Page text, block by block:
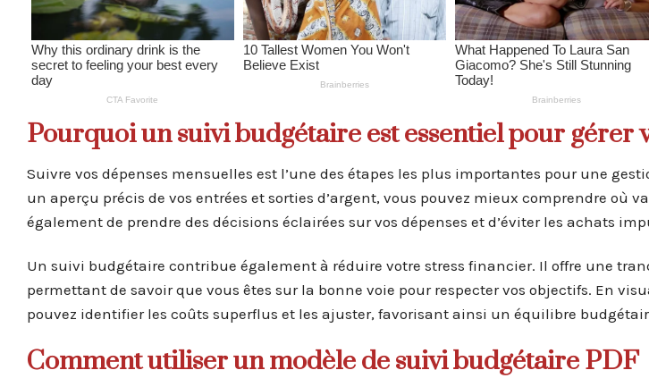
Pourquoi un suivi budgétaire est essentiel pour gérer
Suivre vos dépenses mensuelles est l’une des étapes les plus importantes pour une
un aperçu précis de vos entrées et sorties d’argent, vous pouvez mieux comprendre où
également de prendre des décisions éclairées sur vos dépenses et d’éviter les achats
Un suivi budgétaire contribue également à réduire votre stress financier. Il offre une
permettant de savoir que vous êtes sur la bonne voie pour respecter vos objectifs. En
pouvez identifier les coûts superflus et les ajuster, favorisant ainsi un équilibre
Comment utiliser un modèle de suivi budgétaire PDF